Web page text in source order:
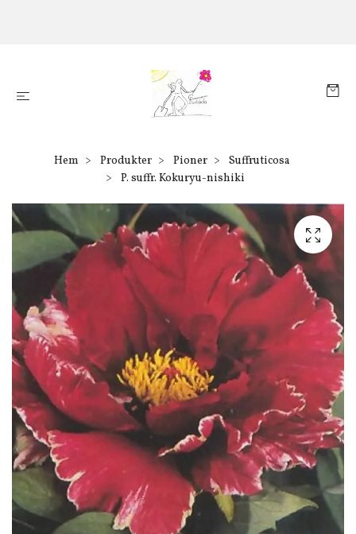
Hem Produkter Pioner
Suffruticosa
P. suffr. Kokuryu-nishiki